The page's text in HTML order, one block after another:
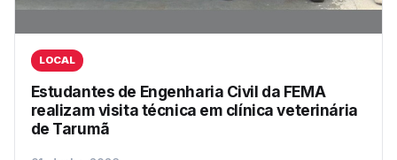
LOCAL
Estudantes de Engenharia Civil da FEMA
realizam visita técnica em clínica veterinária
de Tarumã